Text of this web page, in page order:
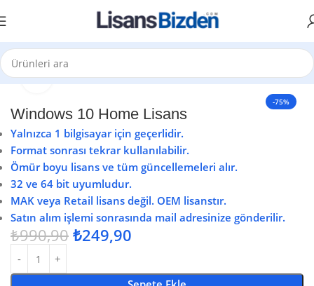
Ana Sayfa Windows Lisansları Windows 10
-75%
Büyütmek için tıklayın
Windows 10 Home Lisans
Yalnızca 1 bilgisayar için geçerlidir.
Format sonrası tekrar kullanılabilir.
Ömür boyu lisans ve tüm güncellemeleri alır.
32 ve 64 bit uyumludur.
MAK veya Retail lisans değil. OEM lisanstır.
Satın alım işlemi sonrasında mail adresinize gönderilir.
₺990,90 ₺249,90